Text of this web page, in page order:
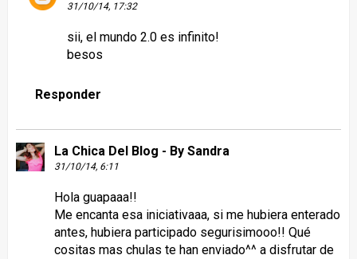
31/10/14, 17:32
sii, el mundo 2.0 es infinito!
besos
Responder
La Chica Del Blog - By Sandra
31/10/14, 6:11
Hola guapaaa!!
Me encanta esa iniciativaaa, si me hubiera enterado
antes, hubiera participado segurisimooo!! Qué
cositas mas chulas te han enviado^^ a disfrutar de